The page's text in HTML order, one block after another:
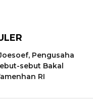
Pengusaha
sebut Bakal
RI